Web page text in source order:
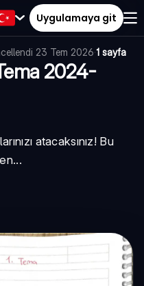
Uygulamaya git
23 Tem 2026·1 sayfa
2024-
atacaksınız! Bu